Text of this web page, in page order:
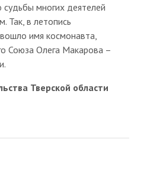
судьбы многих деятелей
Так, в летопись
имя космонавта,
Союза Олега Макарова –
Тверской области